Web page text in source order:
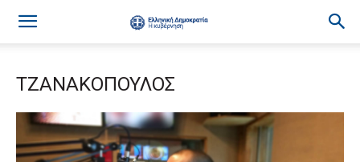
ΤΖΑΝΑΚΟΠΟΥΛΟΣ